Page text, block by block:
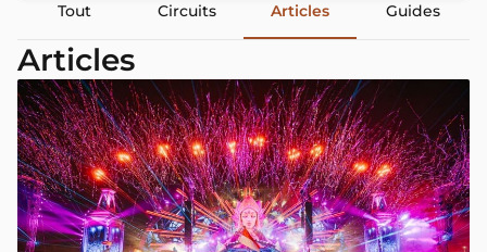
Tout Circuits Articles Guides
Articles